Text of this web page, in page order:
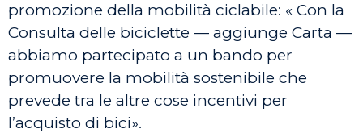
promozione della mobilità ciclabile: « Con la
Consulta delle biciclette — aggiunge Carta —
abbiamo partecipato a un bando per
promuovere la mobilità sostenibile che
prevede tra le altre cose incentivi per
l’acquisto di bici».